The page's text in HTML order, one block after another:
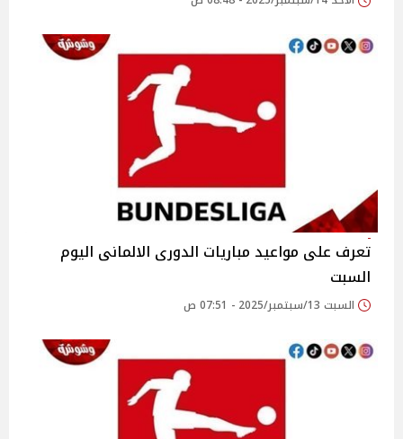
تعرف على مواعيد مباريات الدورى الالمانى اليوم
السبت
السبت 13/سبتمبر/2025 - 07:51 ص